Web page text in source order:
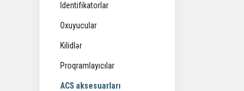
Identifikatorlar
Oxuyucular
Kilidlər
Proqramlayıcılar
ACS aksesuarları